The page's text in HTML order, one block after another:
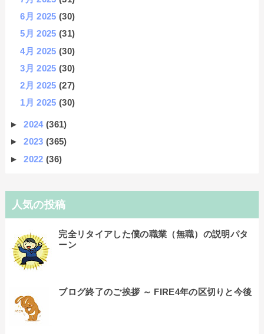
6月 2025(30)
5月 2025(31)
4月 2025(30)
3月 2025(30)
2月 2025(27)
1月 2025(30)
►2024(361)
►2023(365)
►2022(36)
人気の投稿
完全リタイアした僕の職業（無職）の説明パタ
ーン
ブログ終了のご挨拶 ～ FIRE4年の区切りと今後